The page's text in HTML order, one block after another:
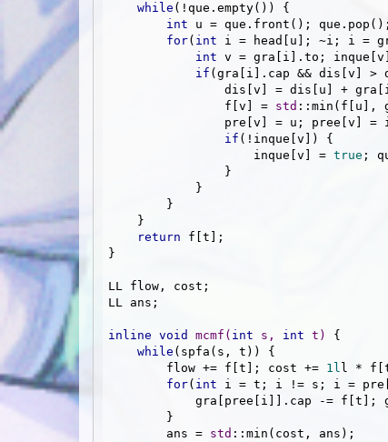
while (!que.empty()) {
int u = que.front(); que.pop();
for( int i = head[u]; ~i; i =
int v = gra[i].to;
if (gra[i].cap && dis[v]
                f[v] =
std ::min(f[u],
if (!inque[v]) {
                    inque[v] =
true ;
return f[t];
}
LL flow, cost;
LL ans;
inline void mcmf ( int s, int t)
{
while (spfa(s, t)) {
        flow += f[t]; cost +=
1l l *
for( int i = t; i != s; i =
gra[pree[i]].cap -=
        ans =
std ::min(cost, ans);